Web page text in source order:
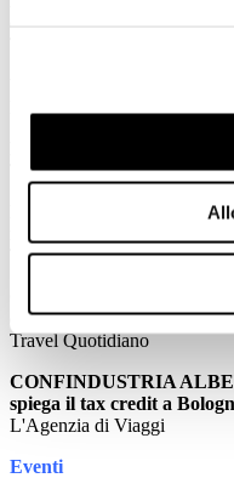
Franceschini:
TRAVEL QUOTIDIANO
Iata: +7,1% il traffico
TRAVEL QUOTIDIANO
CONFINDUSTRIA
opportunità secondo Aica
Travel Quotidiano
CONFINDUSTRIA
spiega il tax credit a
L'Agenzia di Viaggi
Eventi